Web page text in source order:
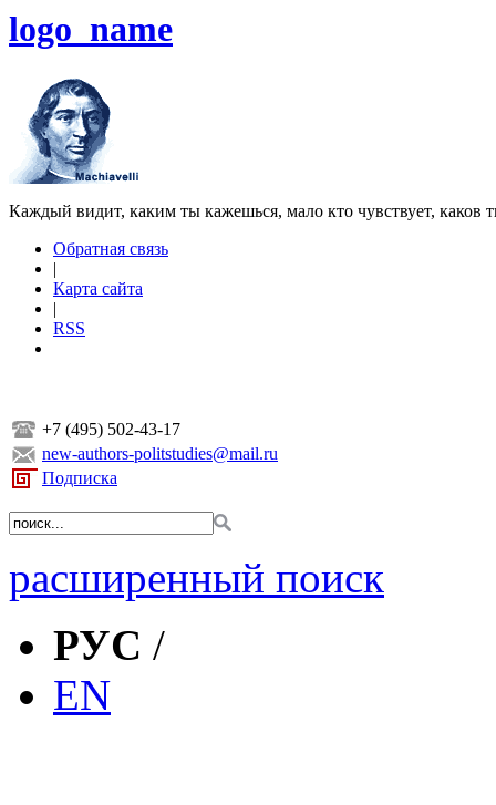
logo_name
Каждый видит, каким ты кажешься, мало кто чувствует, каков
Обратная связь
|
Карта сайта
|
RSS
+7 (495) 502-43-17
new-authors-politstudies@mail.ru
Подписка
расширенный поиск
РУС /
EN